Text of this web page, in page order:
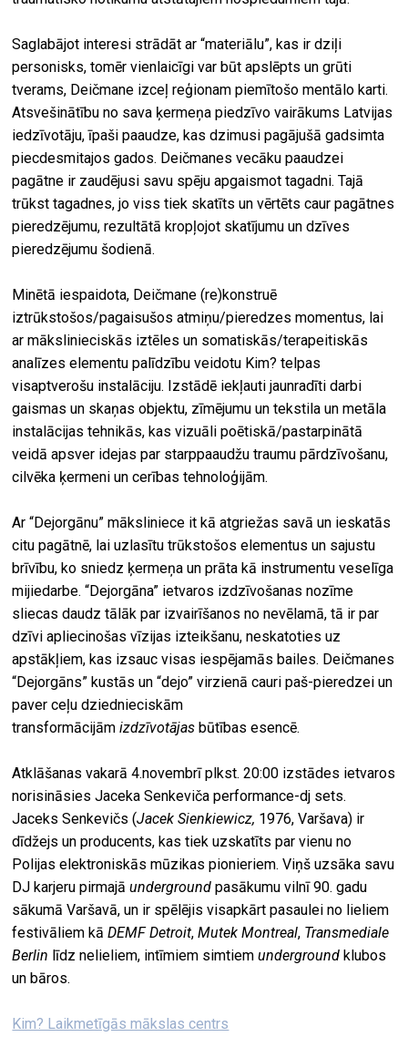
Saglabājot interesi strādāt ar “materiālu”, kas ir dziļi
personisks, tomēr vienlaicīgi var būt apslēpts un grūti
tverams, Deičmane izceļ reģionam piemītošo mentālo karti.
Atsvešinātību no sava ķermeņa piedzīvo vairākums Latvijas
iedzīvotāju, īpaši paaudze, kas dzimusi pagājušā gadsimta
piecdesmitajos gados. Deičmanes vecāku paaudzei
pagātne ir zaudējusi savu spēju apgaismot tagadni. Tajā
trūkst tagadnes, jo viss tiek skatīts un vērtēts caur pagātnes
pieredzējumu, rezultātā kropļojot skatījumu un dzīves
pieredzējumu šodienā.
Minētā iespaidota, Deičmane (re)konstruē
iztrūkstošos/pagaisušos atmiņu/pieredzes momentus, lai
ar mākslinieciskās iztēles un somatiskās/terapeitiskās
analīzes elementu palīdzību veidotu Kim? telpas
visaptverošu instalāciju. Izstādē iekļauti jaunradīti darbi
gaismas un skaņas objektu, zīmējumu un tekstila un metāla
instalācijas tehnikās, kas vizuāli poētiskā/pastarpinātā
veidā apsver idejas par starppaaudžu traumu pārdzīvošanu,
cilvēka ķermeni un cerības tehnoloģijām.
Ar “Dejorgānu” māksliniece it kā atgriežas savā un ieskatās
citu pagātnē, lai uzlasītu trūkstošos elementus un sajustu
brīvību, ko sniedz ķermeņa un prāta kā instrumentu veselīga
mijiedarbe. “Dejorgāna” ietvaros izdzīvošanas nozīme
sliecas daudz tālāk par izvairīšanos no nevēlamā, tā ir par
dzīvi apliecinošas vīzijas izteikšanu, neskatoties uz
apstākļiem, kas izsauc visas iespējamās bailes. Deičmanes
“Dejorgāns” kustās un “dejo” virzienā cauri paš-pieredzei un
paver ceļu dziednieciskām
transformācijāmizdzīvotājas būtības esencē.
Atklāšanas vakarā 4.novembrī plkst. 20:00 izstādes ietvaros
norisināsies Jaceka Senkeviča performance-dj sets.
Jaceks Senkevičs (Jacek Sienkiewicz, 1976, Varšava) ir
dīdžejs un producents, kas tiek uzskatīts par vienu no
Polijas elektroniskās mūzikas pionieriem. Viņš uzsāka savu
DJ karjeru pirmajāunderground pasākumu vilnī 90. gadu
sākumā Varšavā, un ir spēlējis visapkārt pasaulei no lieliem
festivāliem kāDEMF Detroit,Mutek Montreal, Transmediale
Berlin līdz nelieliem, intīmiem simtiemunderground klubos
un bāros.
Kim? Laikmetīgās mākslas centrs